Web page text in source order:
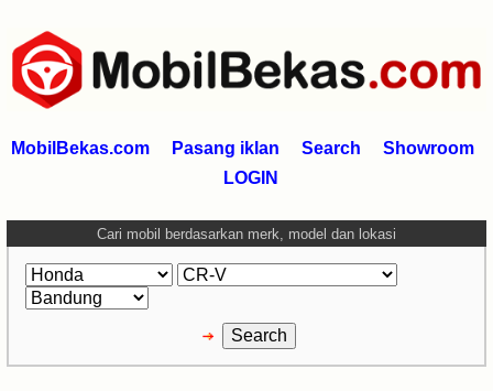
MobilBekas.com Pasang iklan Search
Showroom
LOGIN
Cari mobil berdasarkan merk, model dan lokasi